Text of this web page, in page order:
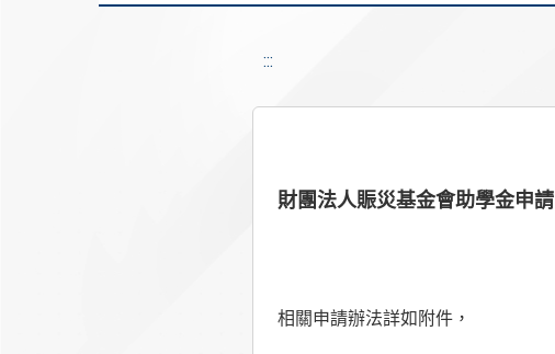
:::
財團法人賑災基金會助學金申請
相關申請辦法詳如附件，